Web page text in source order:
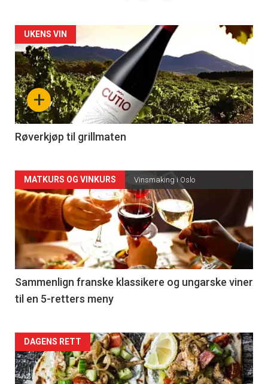
Forsiden
akkurat
nå
-
4
+
UKENS VIN
Røverkjøp til grillmaten
Forsiden
akkurat
nå
-
5
MATKURS OG VINKURS Vinsmaking i Oslo
Sammenlign franske klassikere og ungarske viner
til en 5-retters meny
Forsiden
akkurat
DAGENS RETT